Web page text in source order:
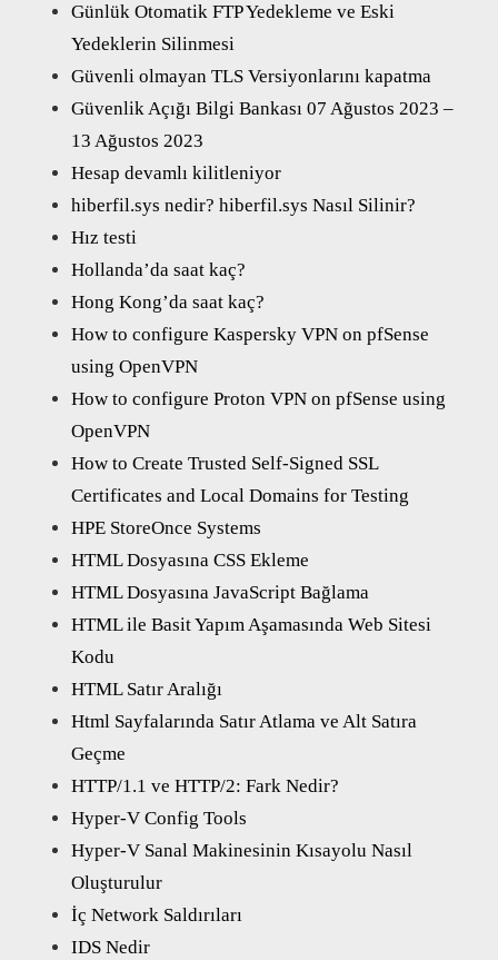
Günlük Otomatik FTP Yedekleme ve Eski
Yedeklerin Silinmesi
Güvenli olmayan TLS Versiyonlarını kapatma
Güvenlik Açığı Bilgi Bankası 07 Ağustos 2023 –
13 Ağustos 2023
Hesap devamlı kilitleniyor
hiberfil.sys nedir? hiberfil.sys Nasıl Silinir?
Hız testi
Hollanda’da saat kaç?
Hong Kong’da saat kaç?
How to configure Kaspersky VPN on pfSense
using OpenVPN
How to configure Proton VPN on pfSense using
OpenVPN
How to Create Trusted Self-Signed SSL
Certificates and Local Domains for Testing
HPE StoreOnce Systems
HTML Dosyasına CSS Ekleme
HTML Dosyasına JavaScript Bağlama
HTML ile Basit Yapım Aşamasında Web Sitesi
Kodu
HTML Satır Aralığı
Html Sayfalarında Satır Atlama ve Alt Satıra
Geçme
HTTP/1.1 ve HTTP/2: Fark Nedir?
Hyper-V Config Tools
Hyper-V Sanal Makinesinin Kısayolu Nasıl
Oluşturulur
İç Network Saldırıları
IDS Nedir